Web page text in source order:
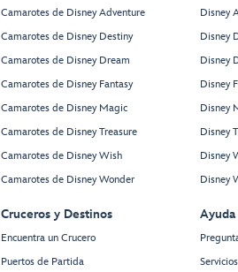
Camarotes de Disney Adventure
Camarotes de Disney Destiny
Camarotes de Disney Dream
Camarotes de Disney Fantasy
Camarotes de Disney Magic
Camarotes de Disney Treasure
Camarotes de Disney Wish
Camarotes de Disney Wonder
Cruceros y Destinos
Encuentra un Crucero
Puertos de Partida
Disney
Disney
Disney
Disney
Disney
Disney
Disney
Disney
Ayuda